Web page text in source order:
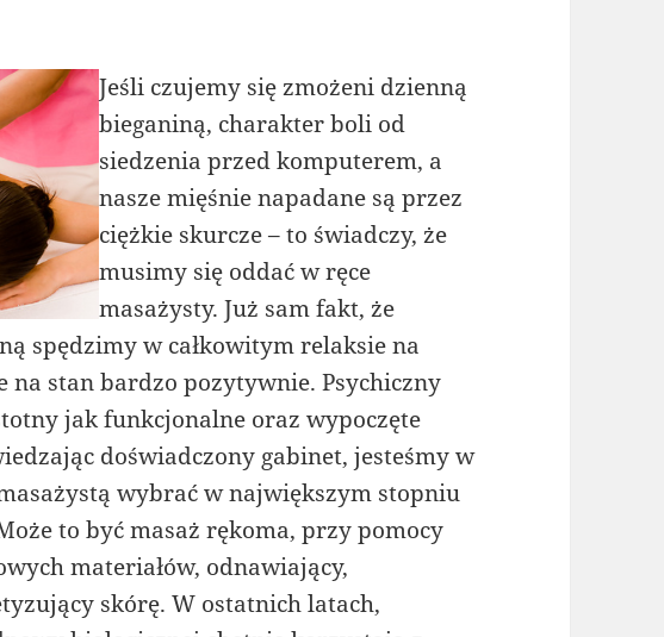
Jeśli czujemy się zmożeni dzienną
bieganiną, charakter boli od
siedzenia przed komputerem, a
nasze mięśnie napadane są przez
ciężkie skurcze – to świadczy, że
musimy się oddać w ręce
masażysty. Już sam fakt, że
spędzimy w całkowitym relaksie na
na stan bardzo pozytywnie. Psychiczny
jak funkcjonalne oraz wypoczęte
doświadczony gabinet, jesteśmy w
wybrać w największym stopniu
to być masaż rękoma, przy pomocy
materiałów, odnawiający,
skórę. W ostatnich latach,